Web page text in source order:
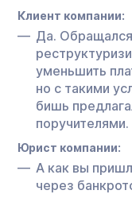
Клиент компании:
Да.
уменьшить
но с такими
бишь
Юрист компании:
А как вы
через